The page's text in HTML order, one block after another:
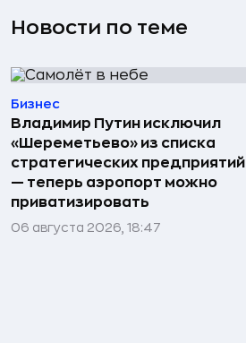
Новости по теме
Бизнес
Владимир Путин исключил
«Шереметьево» из списка
стратегических предприятий
— теперь аэропорт можно
приватизировать
06 августа 2026, 18:47